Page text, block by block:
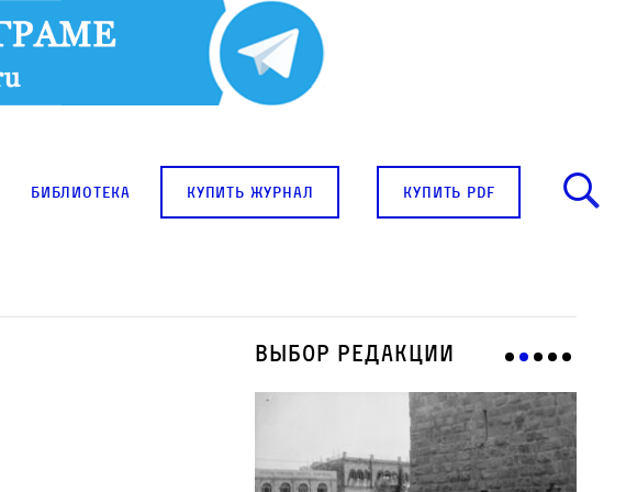
Библиотека купить журнал купить pdf
Выбор редакции